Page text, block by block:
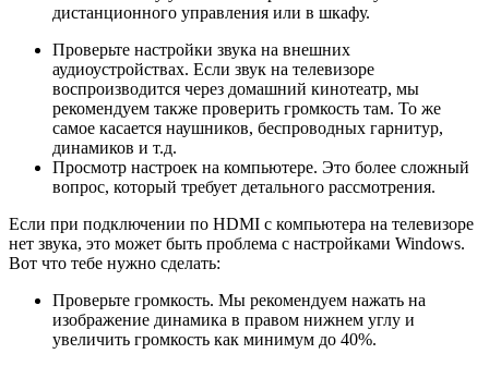
дистанционного управления или в шкафу.
Проверьте настройки звука на внешних
аудиоустройствах. Если звук на телевизоре
воспроизводится через домашний кинотеатр, мы
рекомендуем также проверить громкость там. То же
самое касается наушников, беспроводных гарнитур,
динамиков и т.д.
Просмотр настроек на компьютере. Это более сложный
вопрос, который требует детального рассмотрения.
Если при подключении по HDMI с компьютера на телевизоре
нет звука, это может быть проблема с настройками Windows.
Вот что тебе нужно сделать:
Проверьте громкость. Мы рекомендуем нажать на
изображение динамика в правом нижнем углу и
увеличить громкость как минимум до 40%.